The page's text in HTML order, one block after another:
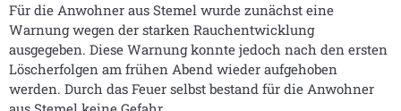
Für die Anwohner aus Stemel wurde zunächst eine
Warnung wegen der starken Rauchentwicklung
ausgegeben. Diese Warnung konnte jedoch nach den ersten
Löscherfolgen am frühen Abend wieder aufgehoben
werden. Durch das Feuer selbst bestand für die Anwohner